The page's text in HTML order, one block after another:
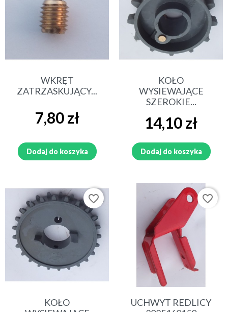
WKRĘT
ZATRZASKUJĄCY...
Cena
7,80 zł
Dodaj do koszyka
KOŁO
WYSIEWAJĄCE
SZEROKIE...
Cena
14,10 zł
Dodaj do koszyka
KOŁO
favorite_border
UCHWYT REDLICY
favorite_border